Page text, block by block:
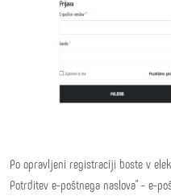
Po opravljeni registraciji boste v
Potrditev e-poštnega naslova" - e-